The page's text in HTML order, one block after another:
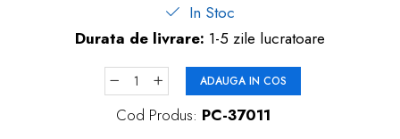
In Stoc
Durata de livrare: 1-5 zile lucratoare
ADAUGA IN COS
Cod Produs: PC-37011